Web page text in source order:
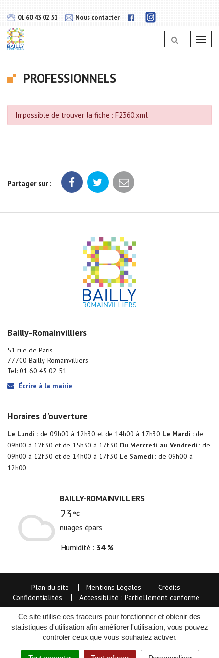
Ce site utilise des traceurs pour fonctionner et obtenir des
statistiques d'utilisation afin améliorer l'utilisation, vous pouvez
contrôler ceux que vous souhaitez activer.
01 60 43 02 51 Nous contacter
Lien
notra
Instagram
PROFESSIONNELS
Impossible de trouver la fiche : F2360.xml
Partager sur :
Bailly-Romainvilliers
51 rue de Paris
77700 Bailly-Romainvilliers
Tel: 01 60 43 02 51
Écrire à la mairie
Horaires d'ouverture
Le Lundi : de 09h00 à 12h30 et de 14h00 à 17h30 Le Mardi : de
09h00 à 12h30 et de 15h30 à 17h30 Du Mercredi au Vendredi : de
09h00 à 12h30 et de 14h00 à 17h30 Le Samedi : de 09h00 à
12h00
BAILLY-ROMAINVILLIERS
23
nuages épars
Humidité 34 %
Plan du site Mentions Légales
Crédits
Confidentialités
Accessibilité : Partiellement conforme